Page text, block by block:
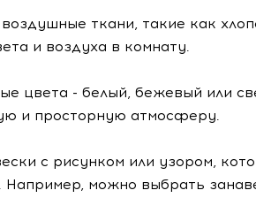
ткани, такие как
и воздуха в комнату.
цвета - белый, бежевый или
и просторную атмосферу.
с рисунком или узором,
Например, можно выбрать